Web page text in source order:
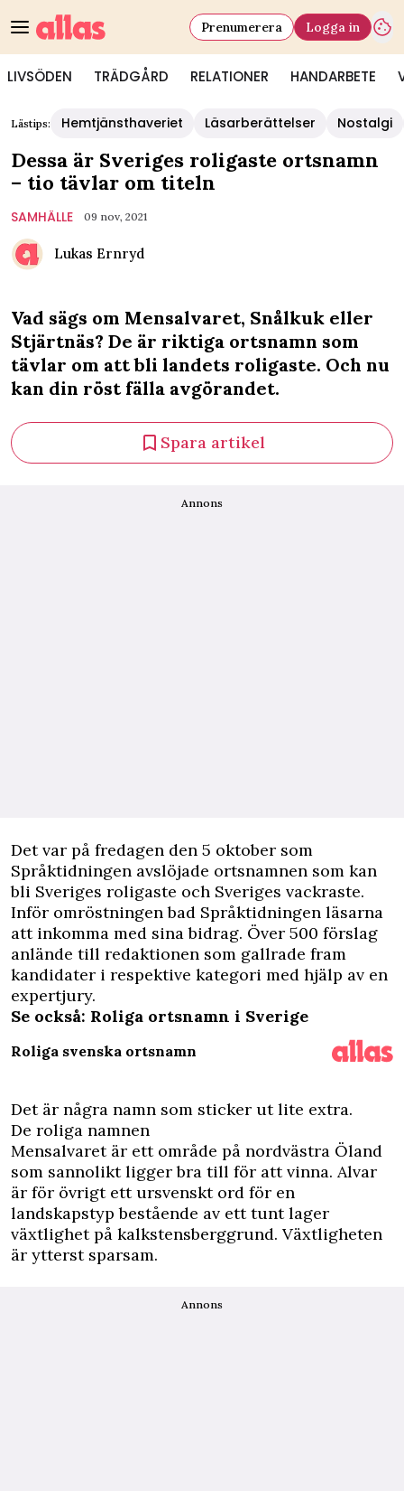
LIVSÖDEN TRÄDGÅRD RELATIONER HANDARBETE
Prenumerera Logga in
Lästips: Hemtjänsthaveriet Läsarberättelser Nostalgi
Dessa är Sveriges roligaste ortsnamn
– tio tävlar om titeln
SAMHÄLLE 09 nov, 2021
Lukas Ernryd
Vad sägs om Mensalvaret, Snålkuk eller
Stjärtnäs? De är riktiga ortsnamn som
tävlar om att bli landets roligaste. Och nu
kan din röst fälla avgörandet.
Spara artikel
Annons
Det var på fredagen den 5 oktober som
Språktidningen avslöjade ortsnamnen som kan
bli Sveriges roligaste och Sveriges vackraste.
Inför omröstningen bad Språktidningen läsarna
att inkomma med sina bidrag. Över 500 förslag
anlände till redaktionen som gallrade fram
kandidater i respektive kategori med hjälp av en
expertjury.
Se också: Roliga ortsnamn i Sverige
Roliga svenska ortsnamn
Det är några namn som sticker ut lite extra.
De roliga namnen
Mensalvaret är ett område på nordvästra Öland
som sannolikt ligger bra till för att vinna. Alvar
är för övrigt ett ursvenskt ord för en
landskapstyp bestående av ett tunt lager
växtlighet på kalkstensberggrund. Växtligheten
är ytterst sparsam.
Annons